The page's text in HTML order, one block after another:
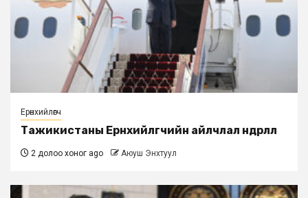
Ерөнхийлөгч
Тажикистаны Ерөнхийлөгчийн айлчлал өндөрлөлөө
2 долоо хоног ago Аюуш Энхтуул